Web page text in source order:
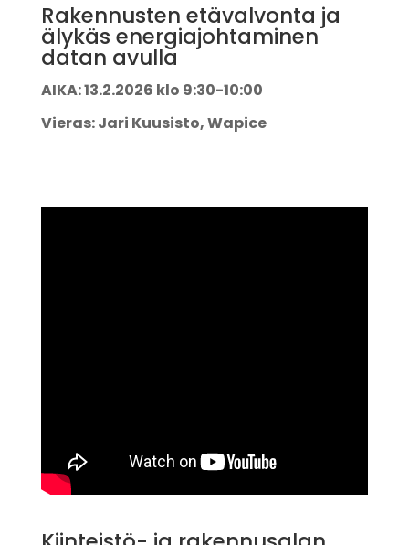
Rakennusten etävalvonta ja
älykäs energiajohtaminen
datan avulla
AIKA: 13.2.2026 klo 9:30-10:00
Vieras: Jari Kuusisto, Wapice